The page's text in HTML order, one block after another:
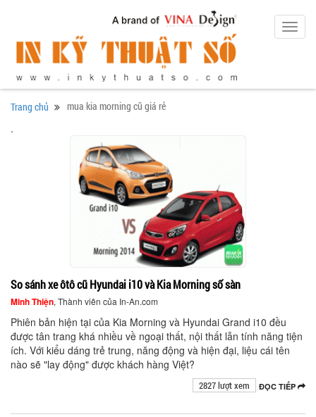
Trang chủ mua kia morning cũ giá rẻ
.
So sánh xe ôtô cũ Hyundai i10 và Kia Morning số sàn
Minh Thiện, Thành viên của In-An.com
Phiên bản hiện tại của Kia Morning và Hyundai Grand i10 đều
được tân trang khá nhiều về ngoại thất, nội thất lẫn tính năng tiện
ích. Với kiểu dáng trẻ trung, năng động và hiện đại, liệu cái tên
nào sẽ "lay động" được khách hàng Việt?
ĐỌC TIẾP
2827 lượt xem